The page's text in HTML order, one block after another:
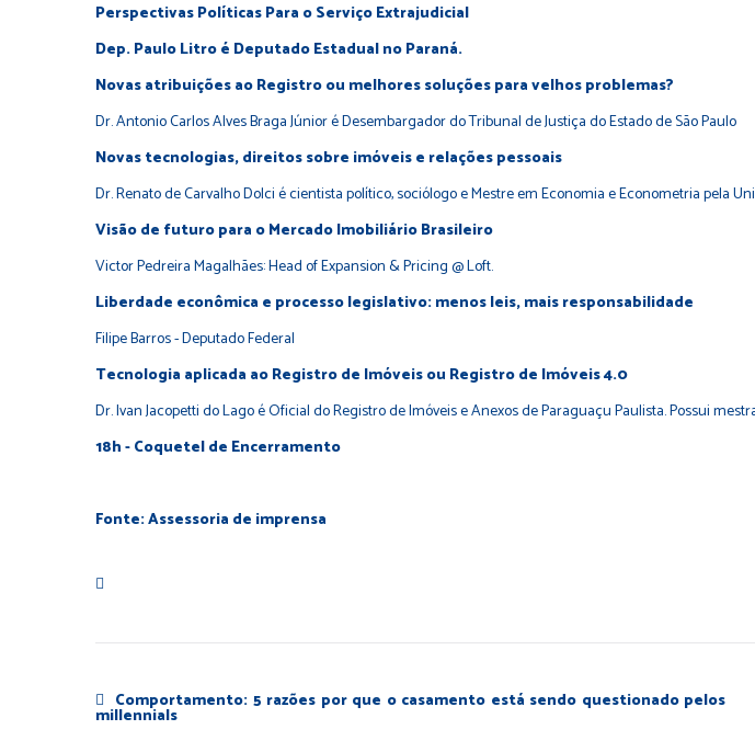
Perspectivas Políticas Para o Serviço Extrajudicial
Dep. Paulo Litro é Deputado Estadual no Paraná.
Novas atribuições ao Registro ou melhores soluções para velhos problemas?
Dr. Antonio Carlos Alves Braga Júnior é Desembargador do Tribunal de Justiça do Estado de São Paulo
Novas tecnologias, direitos sobre imóveis e relações pessoais
Dr. Renato de Carvalho Dolci é cientista político, sociólogo e Mestre em Economia e Econometria pela
Visão de futuro para o Mercado Imobiliário Brasileiro
Victor Pedreira Magalhães: Head of Expansion & Pricing @ Loft.
Liberdade econômica e processo legislativo: menos leis, mais responsabilidade
Filipe Barros - Deputado Federal
Tecnologia aplicada ao Registro de Imóveis ou Registro de Imóveis 4.0
Dr. Ivan Jacopetti do Lago é Oficial do Registro de Imóveis e Anexos de Paraguaçu Paulista. Possui
18h - Coquetel de Encerramento
Fonte: Assessoria de imprensa
Comportamento: 5 razões por que o casamento está sendo questionado pelos
millennials